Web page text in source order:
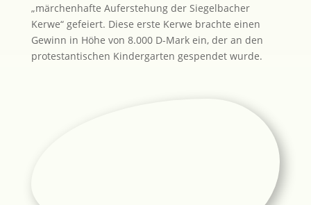
„märchenhafte Auferstehung der Siegelbacher
Kerwe“ gefeiert. Diese erste Kerwe brachte einen
Gewinn in Höhe von 8.000 D-Mark ein, der an den
protestantischen Kindergarten gespendet wurde.